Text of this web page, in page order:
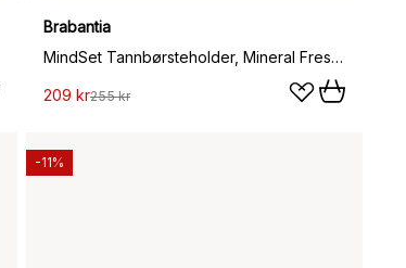
Brabantia
MindSet Tannbørsteholder, Mineral Fresh White
209 kr255 kr
-11%